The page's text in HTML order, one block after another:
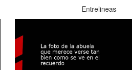
Entrelineas